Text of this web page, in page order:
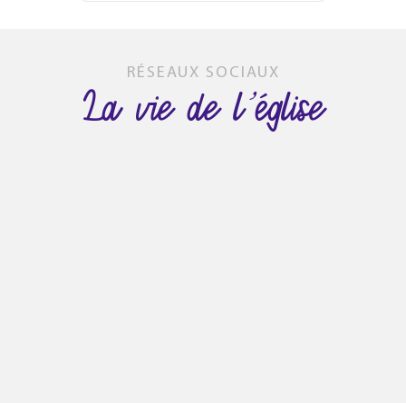
RÉSEAUX SOCIAUX
La vie de l’église